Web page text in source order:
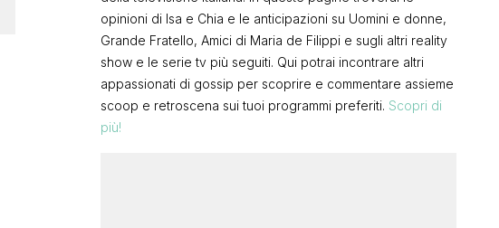
opinioni di Isa e Chia e le anticipazioni su Uomini e donne,
Grande Fratello, Amici di Maria de Filippi e sugli altri reality
show e le serie tv più seguiti. Qui potrai incontrare altri
appassionati di gossip per scoprire e commentare assieme
scoop e retroscena sui tuoi programmi preferiti. Scopri di
più!